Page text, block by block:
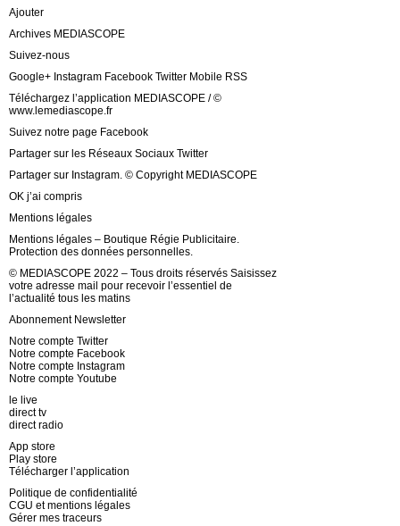
Ajouter
Archives MEDIASCOPE
Suivez-nous
Google+ Instagram Facebook Twitter Mobile RSS
Téléchargez l’application MEDIASCOPE / ©
www.lemediascope.fr
Suivez notre page Facebook
Partager sur les Réseaux Sociaux Twitter
Partager sur Instagram. © Copyright MEDIASCOPE
OK j’ai compris
Mentions légales
Mentions légales – Boutique Régie Publicitaire.
Protection des données personnelles.
© MEDIASCOPE 2022 – Tous droits réservés Saisissez
votre adresse mail pour recevoir l’essentiel de
l’actualité tous les matins
Abonnement Newsletter
Notre compte Twitter
Notre compte Facebook
Notre compte Instagram
Notre compte Youtube
le live
direct tv
direct radio
App store
Play store
Télécharger l’application
Politique de confidentialité
CGU et mentions légales
Gérer mes traceurs